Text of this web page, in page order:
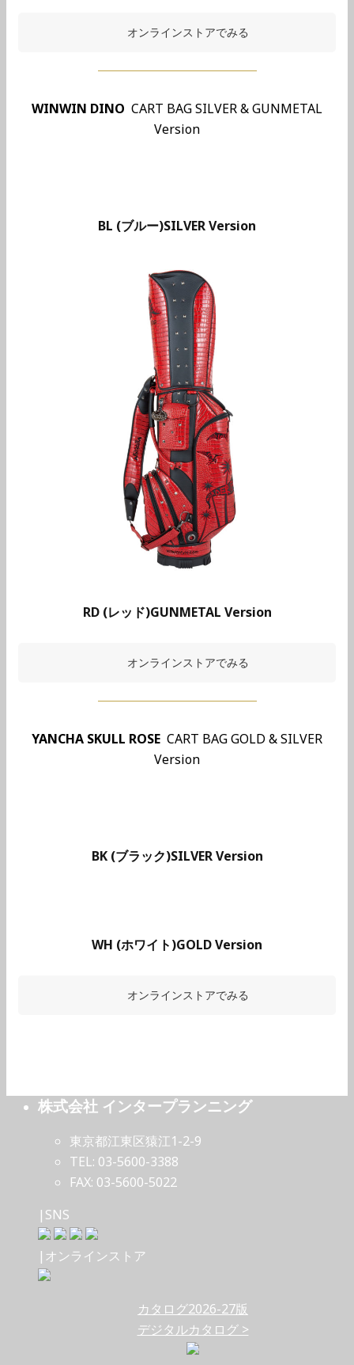
オンラインストアでみる
WINWIN DINO CART BAG SILVER & GUNMETAL
Version
BL (ブルー)SILVER Version
RD (レッド)GUNMETAL Version
オンラインストアでみる
YANCHA SKULL ROSE CART BAG GOLD & SILVER
Version
BK (ブラック)SILVER Version
WH (ホワイト)GOLD Version
オンラインストアでみる
株式会社 インタープランニング
東京都江東区猿江1-2-9
TEL: 03-5600-3388
FAX: 03-5600-5022
|SNS
|オンラインストア
カタログ2026-27版
デジタルカタログ >